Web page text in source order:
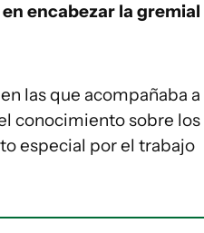
encabezar la gremial
las que acompañaba a
conocimiento sobre los
especial por el trabajo